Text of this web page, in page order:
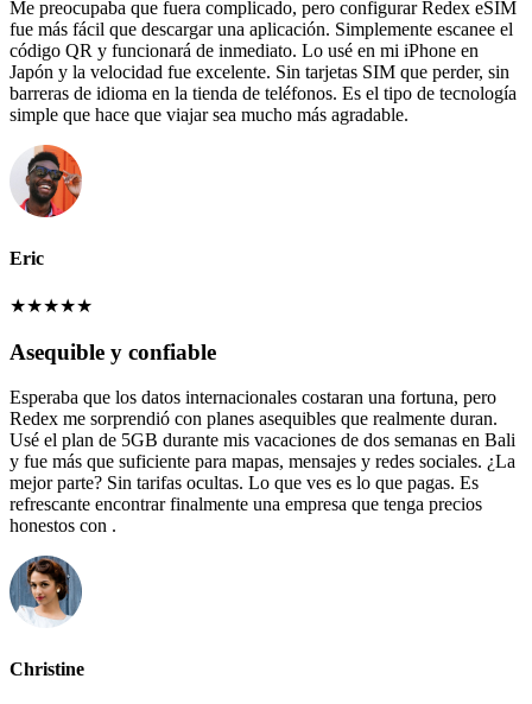
Me preocupaba que fuera complicado, pero configurar Redex eSIM
fue más fácil que descargar una aplicación. Simplemente escanee el
código QR y funcionará de inmediato. Lo usé en mi iPhone en
Japón y la velocidad fue excelente. Sin tarjetas SIM que perder, sin
barreras de idioma en la tienda de teléfonos. Es el tipo de tecnología
simple que hace que viajar sea mucho más agradable.
Eric
★★★★★
Asequible y confiable
Esperaba que los datos internacionales costaran una fortuna, pero
Redex me sorprendió con planes asequibles que realmente duran.
Usé el plan de 5GB durante mis vacaciones de dos semanas en Bali
y fue más que suficiente para mapas, mensajes y redes sociales. ¿La
mejor parte? Sin tarifas ocultas. Lo que ves es lo que pagas. Es
refrescante encontrar finalmente una empresa que tenga precios
honestos con .
Christine